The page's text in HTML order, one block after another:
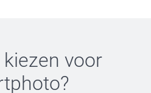
voor
?